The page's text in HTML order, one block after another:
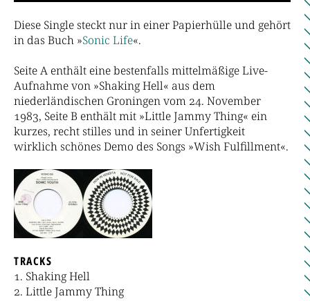
Diese Single steckt nur in einer Papierhülle und gehört
in das Buch »Sonic Life«.
Seite A enthält eine bestenfalls mittelmäßige Live-
Aufnahme von »Shaking Hell« aus dem
niederländischen Groningen vom 24. November
1983, Seite B enthält mit »Little Jammy Thing« ein
kurzes, recht stilles und in seiner Unfertigkeit
wirklich schönes Demo des Songs »Wish Fulfillment«.
TRACKS
Shaking Hell
Little Jammy Thing